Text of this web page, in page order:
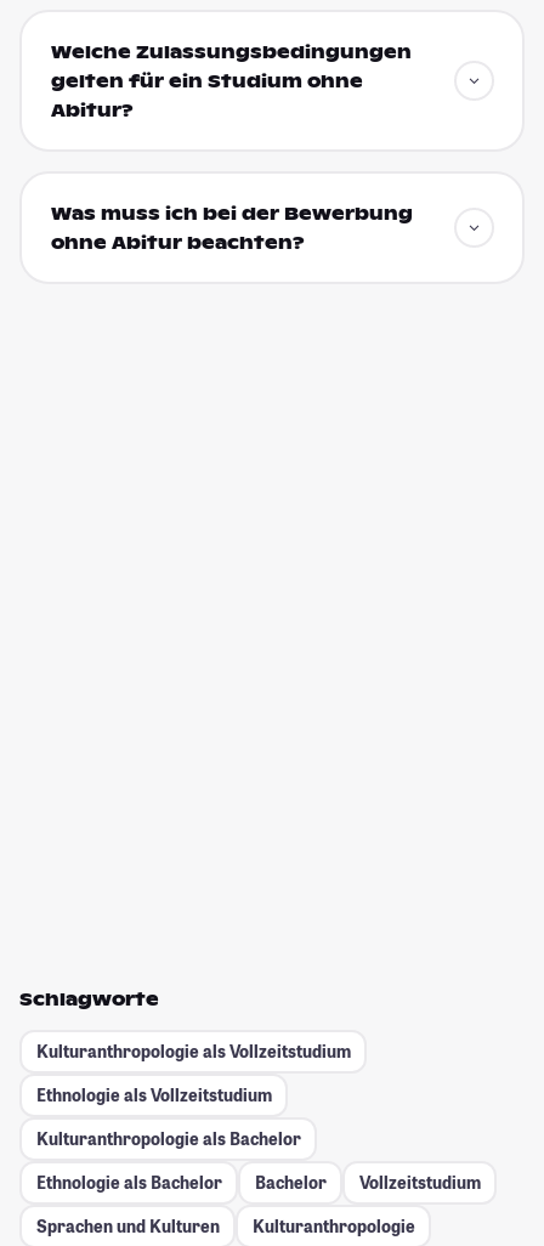
Welche Zulassungsbedingungen
gelten für ein Studium ohne
Abitur?
Was muss ich bei der Bewerbung
ohne Abitur beachten?
Schlagworte
Kulturanthropologie als Vollzeitstudium
Ethnologie als Vollzeitstudium
Kulturanthropologie als Bachelor
Ethnologie als Bachelor
Bachelor
Vollzeitstudium
Sprachen und Kulturen
Kulturanthropologie